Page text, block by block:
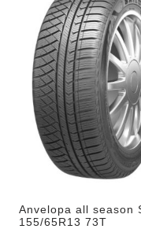
Anvelopa all season
155/65R13 73T